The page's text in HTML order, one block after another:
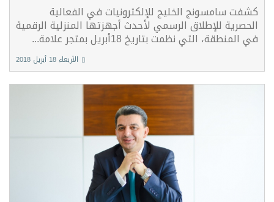
كشفت سامسونج الخليج للإلكترونيات في الفعالية
الحصرية للإطلاق الرسمي لأحدث أجهزتها المنزلية الرقمية
في المنطقة، التي نظمت بتاريخ 18أبريل بمتجر علامة...
الأربعاء 18 أبريل 2018